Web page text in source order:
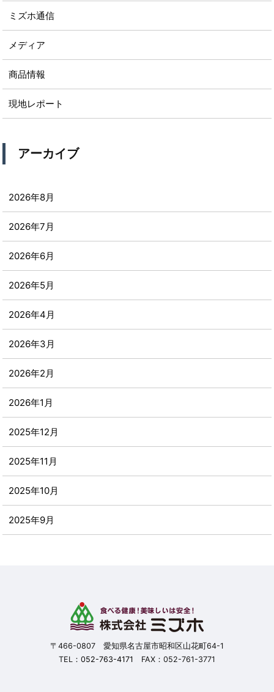
ミズホ通信
メディア
商品情報
現地レポート
アーカイブ
2026年8月
2026年7月
2026年6月
2026年5月
2026年4月
2026年3月
2026年2月
2026年1月
2025年12月
2025年11月
2025年10月
2025年9月
〒466-0807 愛知県名古屋市昭和区山花町64-1
TEL： 052-763-4171 FAX：052-761-3771